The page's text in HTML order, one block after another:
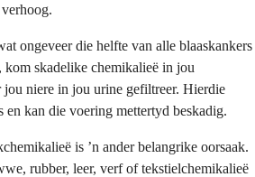
ongeveer die helfte van alle blaaskankers
skadelike chemikalieë in jou
niere in jou urine gefiltreer. Hierdie
en kan die voering mettertyd beskadig.
is ’n ander belangrike oorsaak.
rubber, leer, verf of tekstielchemikalieë